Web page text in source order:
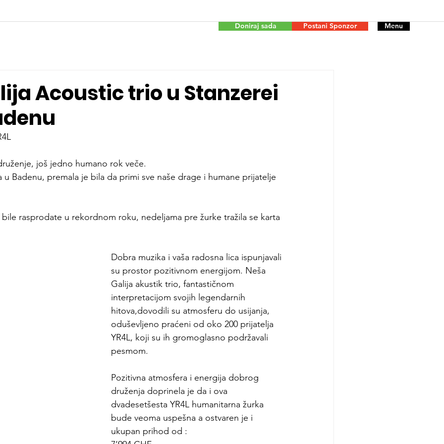
Menu
Doniraj sada Postani Sponzor
Acoustic trio u Stanzerei
još jedno humano rok veče.
u Badenu, premala je bila da primi sve naše drage i humane prijatelje
rasprodate u rekordnom roku, nedeljama pre žurke tražila se karta
Dobra muzika i vaša radosna lica ispunjavali
su prostor pozitivnom energijom. Neša
Galija akustik trio, fantastičnom
interpretacijom svojih legendarnih
hitova,dovodili su atmosferu do usijanja,
oduševljeno praćeni od oko 200 prijatelja
YR4L, koji su ih gromoglasno podržavali
pesmom.
Pozitivna atmosfera i energija dobrog
druženja doprinela je da i ova
dvadesetšesta YR4L humanitarna žurka
bude veoma uspešna a ostvaren je i
ukupan prihod od :